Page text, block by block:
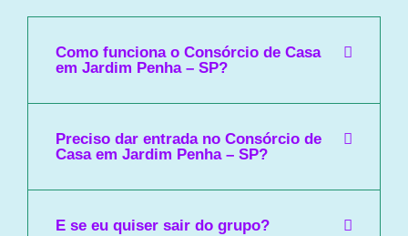
Como funciona o Consórcio de Casa
em Jardim Penha – SP?
Preciso dar entrada no Consórcio de
Casa em Jardim Penha – SP?
E se eu quiser sair do grupo?